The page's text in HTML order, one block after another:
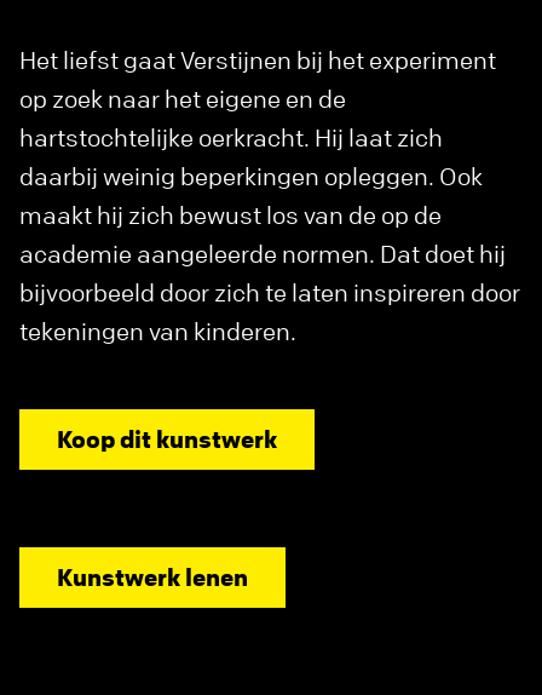
Het liefst gaat Verstijnen bij het experiment
op zoek naar het eigene en de
hartstochtelijke oerkracht. Hij laat zich
daarbij weinig beperkingen opleggen. Ook
maakt hij zich bewust los van de op de
academie aangeleerde normen. Dat doet hij
bijvoorbeeld door zich te laten inspireren door
tekeningen van kinderen.
Koop dit kunstwerk
Kunstwerk lenen